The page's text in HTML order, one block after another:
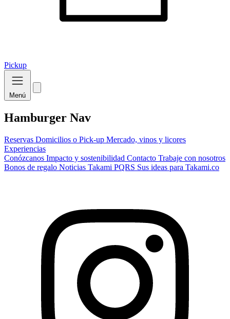
Pickup
Menú
Hamburger Nav
Reservas Domicilios o Pick-up Mercado, vinos y licores
Experiencias
Conózcanos Impacto y sostenibilidad Contacto Trabaje con nosotros
Bonos de regalo Noticias Takami PQRS Sus ideas para Takami.co